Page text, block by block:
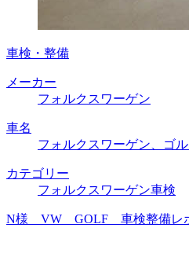
車検・整備
メーカー
フォルクスワーゲン
車名
フォルクスワーゲン、ゴ
カテゴリー
フォルクスワーゲン車検
N様 VW GOLF 車検整備レポ